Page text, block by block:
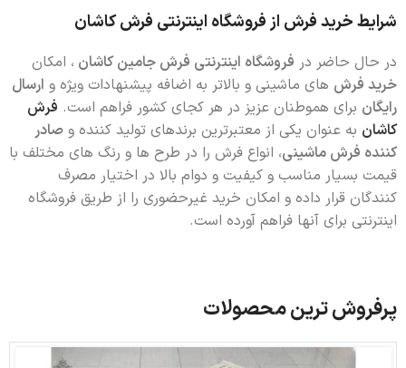
شرایط خرید فرش از فروشگاه اینترنتی فرش کاشان
در حال حاضر در فروشگاه اینترنتی فرش جامین کاشان ، امکان
خرید فرش های ماشینی و بالاتر به اضافه پیشنهادات ویژه و ارسال
رایگان برای هموطنان عزیز در هر کجای کشور فراهم است. فرش
کاشان به عنوان یکی از معتبرترین برندهای تولید کننده و صادر
کننده فرش ماشینی، انواع فرش را در طرح ها و رنگ های مختلف با
قیمت بسیار مناسب و کیفیت و دوام بالا در اختیار مصرف
کنندگان قرار داده و امکان خرید غیرحضوری را از طریق فروشگاه
اینترنتی برای آنها فراهم آورده است.
پرفروش ترین محصولات